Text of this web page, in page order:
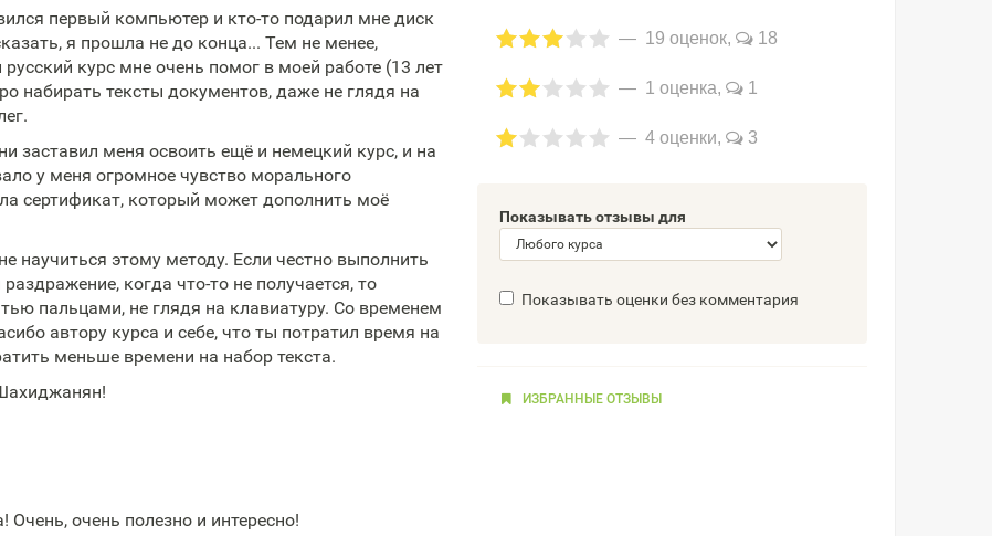
первый компьютер и кто-то подарил мне диск
я прошла не до конца... Тем не менее,
курс мне очень помог в моей работе (13 лет
набирать тексты документов, даже не глядя на
заставил меня освоить ещё и немецкий курс, и на
у меня огромное чувство морального
сертификат, который может дополнить моё
научиться этому методу. Если честно выполнить
когда что-то не получается, то
пальцами, не глядя на клавиатуру. Со временем
автору курса и себе, что ты потратил время на
меньше времени на набор текста.
очень полезно и интересно!
19 оценок, 18
1 оценка, 1
4 оценки, 3
Показывать отзывы для
Показывать оценки без комментария
ИЗБРАННЫЕОТЗЫВЫ